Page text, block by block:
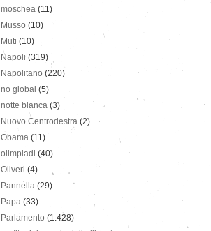
moschea (11)
Musso (10)
Muti (10)
Napoli (319)
Napolitano (220)
no global (5)
notte bianca (3)
Nuovo Centrodestra (2)
Obama (11)
olimpiadi (40)
Oliveri (4)
Pannella (29)
Papa (33)
Parlamento (1.428)